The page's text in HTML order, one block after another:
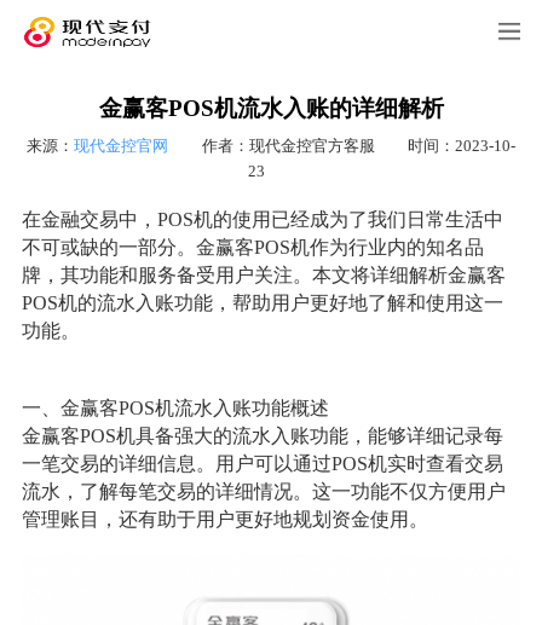
金赢客POS机流水入账的详细解析
来源： 现代金控官网 作者：现代金控官方客服
时间：2023-10-
23
在金融交易中，POS机的使用已经成为了我们日常生活中
不可或缺的一部分。金赢客POS机作为行业内的知名品
牌，其功能和服务备受用户关注。本文将详细解析金赢客
POS机的流水入账功能，帮助用户更好地了解和使用这一
功能。
一、金赢客POS机流水入账功能概述
金赢客POS机具备强大的流水入账功能，能够详细记录每
一笔交易的详细信息。用户可以通过POS机实时查看交易
流水，了解每笔交易的详细情况。这一功能不仅方便用户
管理账目，还有助于用户更好地规划资金使用。